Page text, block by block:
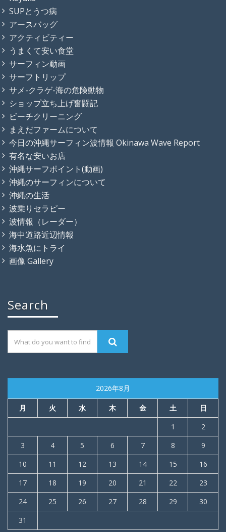
SUPとうつ病
アースバッグ
アクティビティー
うまくて安い食堂
サーフィン動画
サーフトリップ
サメ-クラゲ-海の危険動物
ショップ立ち上げ奮闘記
ビーチクリーニング
まえだファームについて
今日の沖縄サーフィン波情報 Okinawa Wave Report
有名な安いお店
沖縄サーフポイント(動画)
沖縄のサーフィンについて
沖縄の生活
波乗りセラピー
波情報（レーダー）
海中道路近辺情報
海水魚にトライ
画像 Gallery
Search
2026年8月
月 火 水 木 金 土
日
1
2
3
4 5 6 7 8
9
10
11 12 13 14 15
16
17
18 19 20 21 22
23
24
25 26 27 28 29
30
31